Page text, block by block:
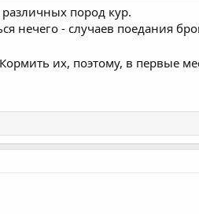
пород кур.
нечего - случаев поедания
их, поэтому, в первые